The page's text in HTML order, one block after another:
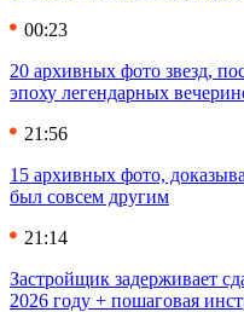
00:23
20 архивных фото звезд,
эпоху легендарных
21:56
15 архивных фото,
был совсем другим
21:14
Застройщик задерживает
2026 году + пошаговая